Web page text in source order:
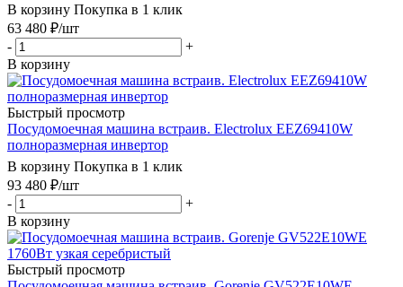
В корзину Покупка в 1 клик
63 480 ₽/шт
-
+
В корзину
Быстрый просмотр
Посудомоечная машина встраив. Electrolux EEZ69410W
полноразмерная инвертор
В корзину Покупка в 1 клик
93 480 ₽/шт
-
+
В корзину
Быстрый просмотр